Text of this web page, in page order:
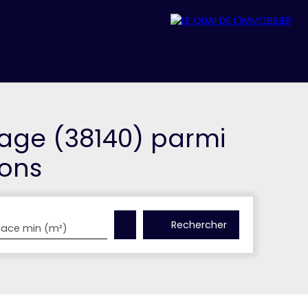
REJOIGNEZ-NOUS ACTUALITÉS
(38140) parmi
min (m²) Rechercher